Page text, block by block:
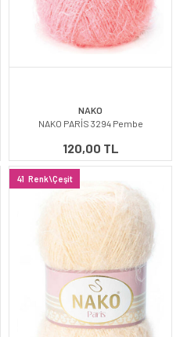
NAKO
NAKO PARİS 3294 Pembe
120,00 TL
41 Renk\Çeşit